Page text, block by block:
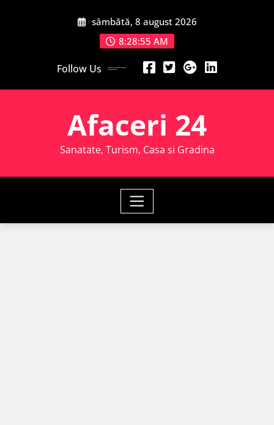
sâmbătă, 8 august 2026
8:28:57 AM
Follow Us
Afaceri 24
Sanatate, Turism, Casa si Gradina